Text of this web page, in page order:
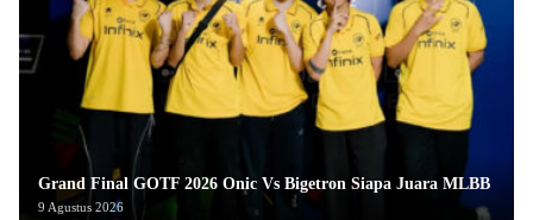
Grand Final GOTF 2026 Onic Vs Bigetron Siapa Juara MLBB
9 Agustus 2026